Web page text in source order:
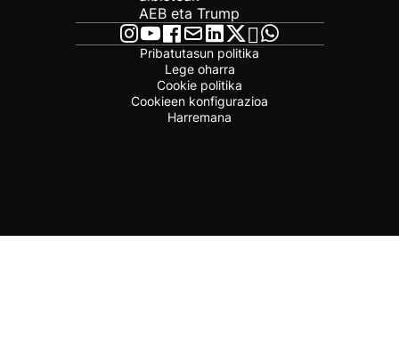
AEB eta Trump
Pribatutasun politika
Lege oharra
Cookie politika
Cookieen konfigurazioa
Harremana